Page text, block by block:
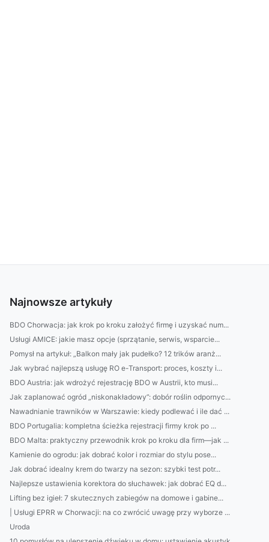
Najnowsze artykuły
BDO Chorwacja: jak krok po kroku założyć firmę i uzyskać num...
Usługi AMICE: jakie masz opcje (sprzątanie, serwis, wsparcie...
Pomysł na artykuł: „Balkon mały jak pudełko? 12 trików aranż...
Jak wybrać najlepszą usługę RO e-Transport: proces, koszty i...
BDO Austria: jak wdrożyć rejestrację BDO w Austrii, kto musi...
Jak zaplanować ogród „niskonakładowy”: dobór roślin odpornyc...
Nawadnianie trawników w Warszawie: kiedy podlewać i ile dać ...
BDO Portugalia: kompletna ścieżka rejestracji firmy krok po ...
BDO Malta: praktyczny przewodnik krok po kroku dla firm—jak ...
Kamienie do ogrodu: jak dobrać kolor i rozmiar do stylu pose...
Jak dobrać idealny krem do twarzy na sezon: szybki test potr...
Najlepsze ustawienia korektora do słuchawek: jak dobrać EQ d...
Lifting bez igieł: 7 skutecznych zabiegów na domowe i gabine...
| Usługi EPRR w Chorwacji: na co zwrócić uwagę przy wyborze ...
Uroda